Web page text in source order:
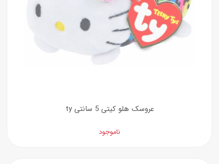
عروسک هلو کیتی 5 سانتی ty
ناموجود